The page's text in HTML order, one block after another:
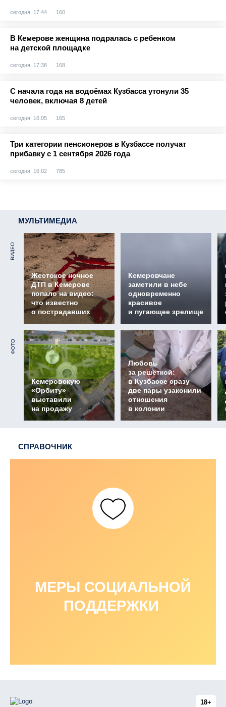
сегодня, 17:44 160
В Кемерове женщина подралась с ребенком
на детской площадке
сегодня, 17:38 168
С начала года на водоёмах Кузбасса утонули 35
человек, включая 8 детей
сегодня, 16:05 165
Три категории пенсионеров в Кузбассе получат
прибавку с 1 сентября 2026 года
сегодня, 16:02 785
МУЛЬТИМЕДИА
ВИДЕО
Жестокое ночное
ДТП в Кемерове
попало на видео:
что известно
о пострадавших
Кемеровчане
заметили в небе
одновременно
красивое
и пугающее зрелище
ФОТО
Кемеровскую
«Орбиту»
выставили
на продажу
Любовь
за решёткой:
в Кузбассе сразу
две пары узаконили
отношения
в колонии
СПРАВОЧНИК
МЕРЫ СОЦИАЛЬНОЙ
ПОДДЕРЖКИ
18+